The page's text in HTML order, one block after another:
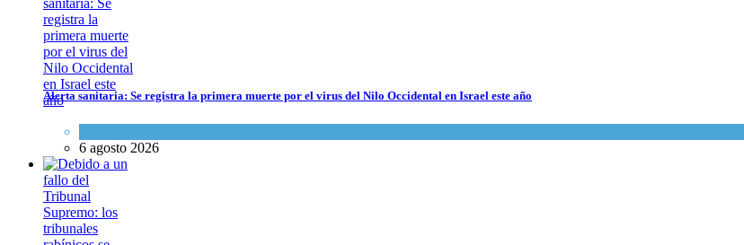
Alerta sanitaria: Se registra la primera muerte por el virus del Nilo Occidental en Israel este año
6 agosto 2026